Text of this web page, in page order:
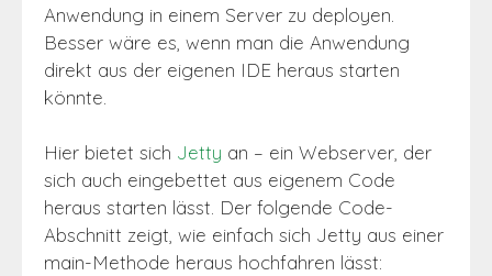
Anwendung in einem Server zu deployen.
Besser wäre es, wenn man die Anwendung
direkt aus der eigenen IDE heraus starten
könnte.
Hier bietet sich Jetty an – ein Webserver, der
sich auch eingebettet aus eigenem Code
heraus starten lässt. Der folgende Code-
Abschnitt zeigt, wie einfach sich Jetty aus einer
main-Methode heraus hochfahren lässt: